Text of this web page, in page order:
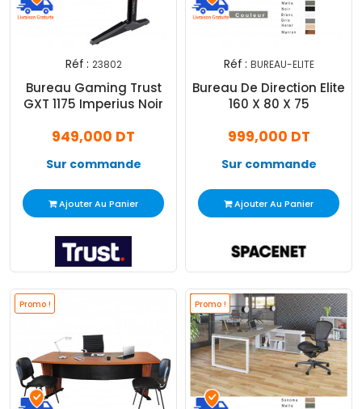
Réf : 23802
Bureau Gaming Trust
GXT 1175 Imperius Noir
949,000 DT
Sur commande
Ajouter Au Panier
Réf : BUREAU-ELITE
Bureau De Direction Elite
160 X 80 X 75
999,000 DT
Sur commande
Ajouter Au Panier
Promo ! Promo !